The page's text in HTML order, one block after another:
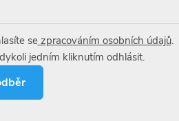
sezpracováním osobních údajů.
jedním kliknutím odhlásit.